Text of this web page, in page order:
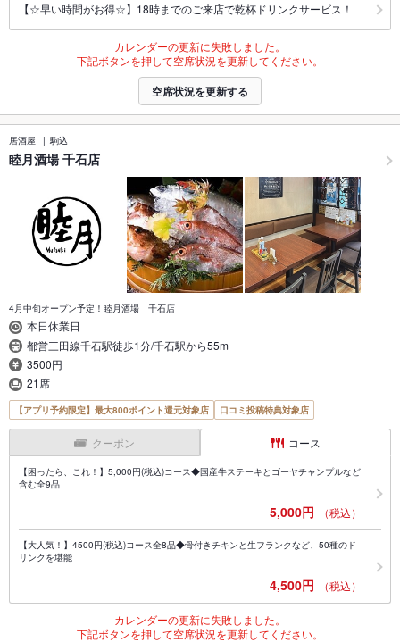
【☆早い時間がお得☆】18時までのご来店で乾杯ドリンクサービス！
カレンダーの更新に失敗しました。
下記ボタンを押して空席状況を更新してください。
空席状況を更新する
居酒屋 駒込
睦月酒場 千石店
4月中旬オープン予定！睦月酒場 千石店
本日休業日
都営三田線千石駅徒歩1分/千石駅から55m
3500円
21席
【アプリ予約限定】最大800ポイント還元対象店 口コミ投稿特典対象店
クーポン コース
【困ったら、これ！】5,000円(税込)コース◆国産牛ステーキとゴーヤチャンプルなど
含む全9品
5,000円 （税込）
【大人気！】4500円(税込)コース全8品◆骨付きチキンと生フランクなど、50種のド
リンクを堪能
4,500円 （税込）
カレンダーの更新に失敗しました。
下記ボタンを押して空席状況を更新してください。